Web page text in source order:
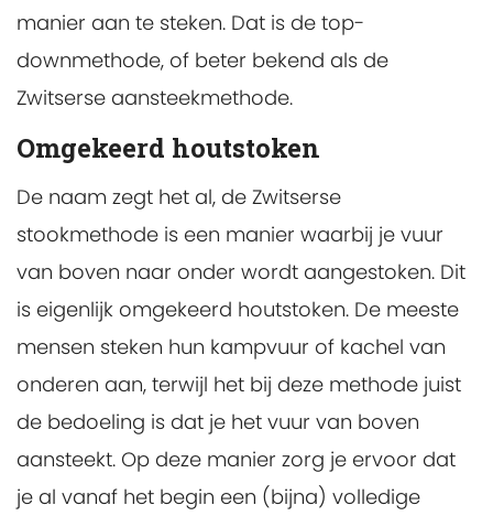
manier aan te steken. Dat is de top-
downmethode, of beter bekend als de
Zwitserse aansteekmethode.
Omgekeerd houtstoken
De naam zegt het al, de Zwitserse
stookmethode is een manier waarbij je vuur
van boven naar onder wordt aangestoken. Dit
is eigenlijk omgekeerd houtstoken. De meeste
mensen steken hun kampvuur of kachel van
onderen aan, terwijl het bij deze methode juist
de bedoeling is dat je het vuur van boven
aansteekt. Op deze manier zorg je ervoor dat
je al vanaf het begin een (bijna) volledige